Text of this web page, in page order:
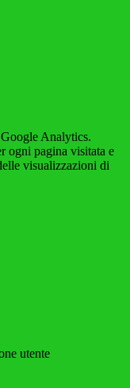
Analytics.
ogni pagina visitata e
visualizzazioni di
utente